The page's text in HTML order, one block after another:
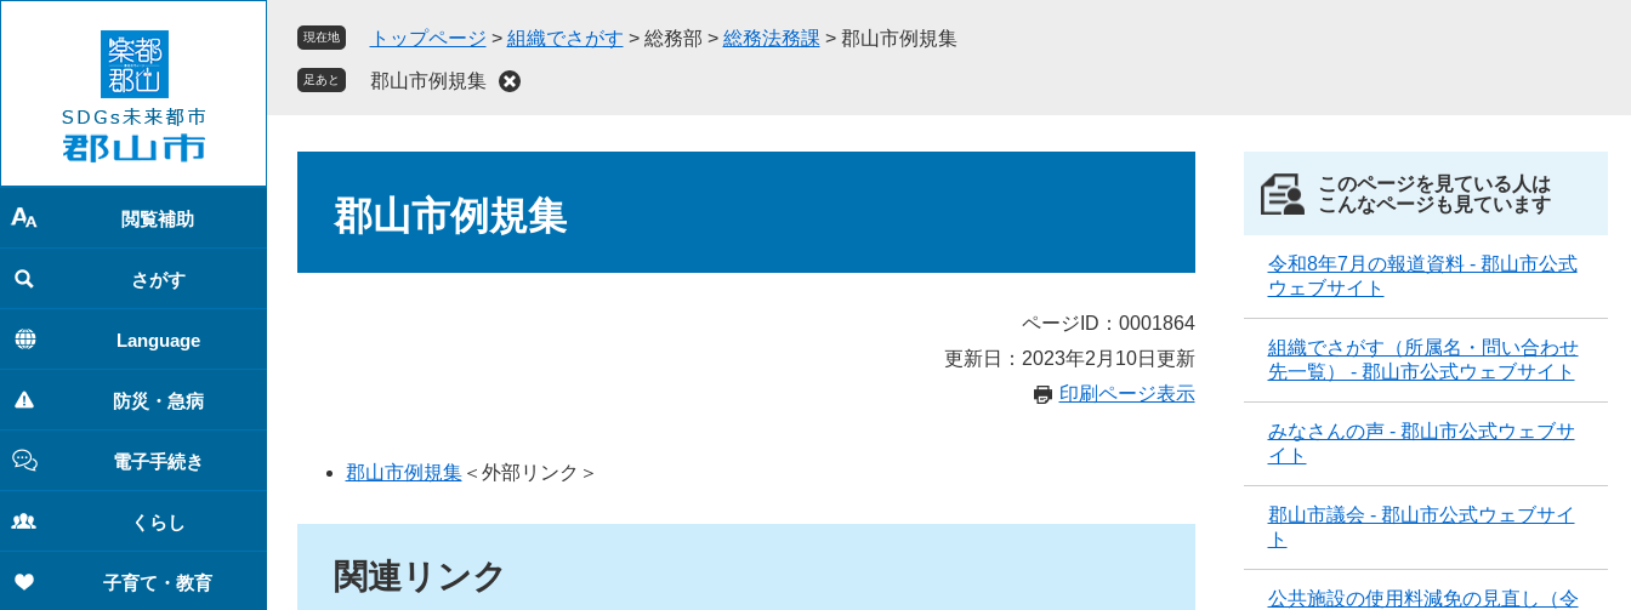
で
す
。
ば
し
て
本
文
へ
閲覧補助
さがす
Language
防災・急病
電子手続き
くらし
子育て・教育
現在地 トップページ > 組織でさがす > 総務部 > 総務法務課 > 郡山市例規集
足あと 郡山市例規集
郡山市例規集
ページID：0001864
更新日：2023年2月10日更新
印刷ページ表示
郡山市例規集＜外部リンク＞
関連リンク
このページを見ている人は
こんなページも見ています
令和8年7月の報道資料 - 郡山市公式
ウェブサイト
組織でさがす（所属名・問い合わせ
先一覧） - 郡山市公式ウェブサイト
みなさんの声 - 郡山市公式ウェブサ
イト
郡山市議会 - 郡山市公式ウェブサイ
ト
公共施設の使用料減免の見直し（令